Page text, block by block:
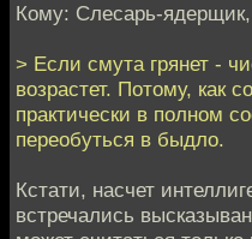
Кому: Слесарь-ядерщик,
> Если смута грянет -
возрастет. Потому, как
практически в полном
переобуться в быдло.
Кстати, насчет
встречались